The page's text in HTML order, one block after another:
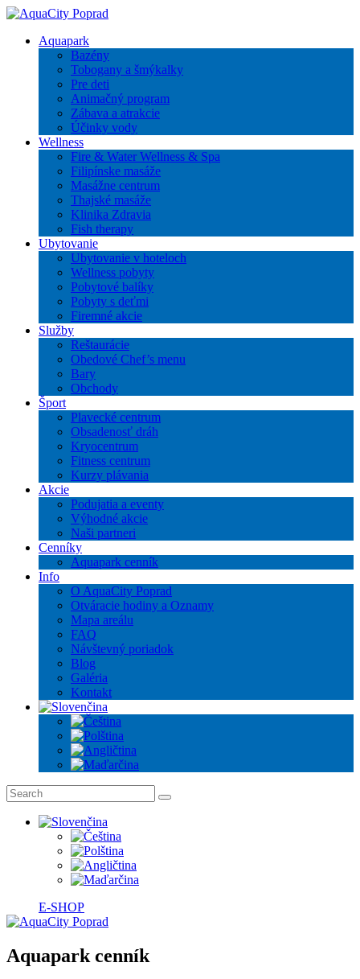
Aquapark
Bazény
Tobogany a šmýkalky
Pre deti
Animačný program
Zábava a atrakcie
Účinky vody
Wellness
Fire & Water Wellness & Spa
Filipínske masáže
Masážne centrum
Thajské masáže
Klinika Zdravia
Fish therapy
Ubytovanie
Ubytovanie v hoteloch
Wellness pobyty
Pobytové balíky
Pobyty s deťmi
Firemné akcie
Služby
Reštaurácie
Obedové Chef’s menu
Bary
Obchody
Šport
Plavecké centrum
Obsadenosť dráh
Kryocentrum
Fitness centrum
Kurzy plávania
Akcie
Podujatia a eventy
Výhodné akcie
Naši partneri
Cenníky
Aquapark cenník
Info
O AquaCity Poprad
Otváracie hodiny a Oznamy
Mapa areálu
FAQ
Návštevný poriadok
Blog
Galéria
Kontakt
E-SHOP
Aquapark cenník